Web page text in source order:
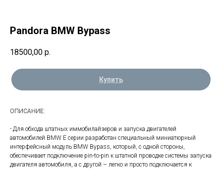
Pandora BMW Bypass
18500,00 р.
Купить
ОПИСАНИЕ:
- Для обхода штатных иммобилайзеров и запуска двигателей
автомобилей BMW E серии разработан специальный миниатюрный
интерфейсный модуль BMW Bypass, который, с одной стороны,
обеспечивает подключение pin-to-pin к штатной проводке системы запуска
двигателя автомобиля, а с другой – легко и просто подключается к